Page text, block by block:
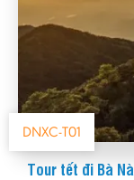
DNXC-T01
Tour tết đi Bà Nà